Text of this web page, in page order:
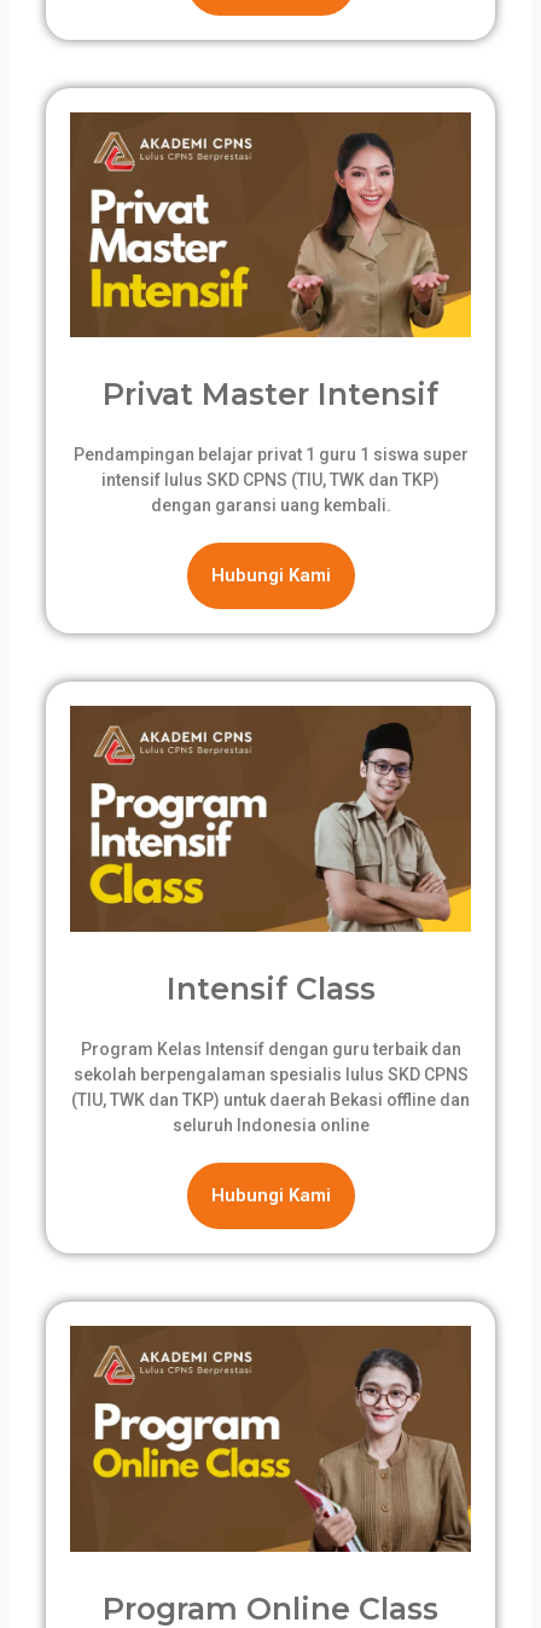
Privat Master Intensif
Pendampingan belajar privat 1 guru 1 siswa super
intensif lulus SKD CPNS (TIU, TWK dan TKP)
dengan garansi uang kembali.
Hubungi Kami
Intensif Class
Program Kelas Intensif dengan guru terbaik dan
sekolah berpengalaman spesialis lulus SKD CPNS
(TIU, TWK dan TKP) untuk daerah Bekasi offline dan
seluruh Indonesia online
Hubungi Kami
Program Online Class